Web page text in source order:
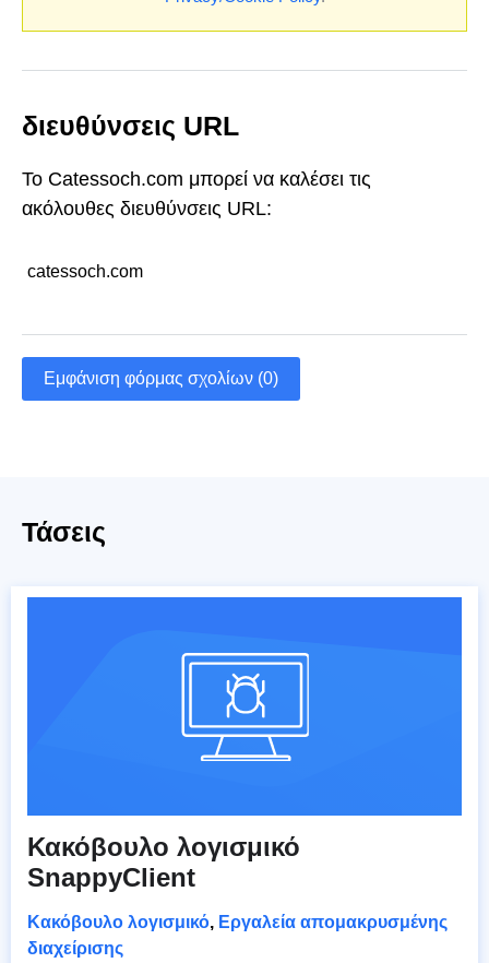
διευθύνσεις URL
Το Catessoch.com μπορεί να καλέσει τις
ακόλουθες διευθύνσεις URL:
catessoch.com
Εμφάνιση φόρμας σχολίων (0)
Τάσεις
Κακόβουλο λογισμικό
SnappyClient
Κακόβουλο λογισμικό, Εργαλεία απομακρυσμένης
διαχείρισης